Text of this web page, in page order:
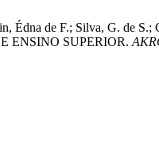
Édna de F.; Silva, G. de
ENSINO SUPERIOR.